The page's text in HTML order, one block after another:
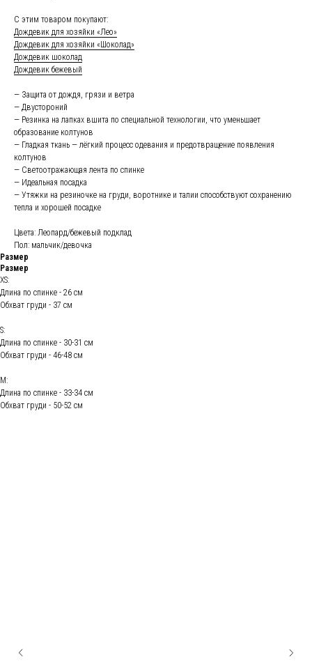
С этим товаром покупают:
Дождевик для хозяйки «Лео»
Дождевик для хозяйки «Шоколад»
Дождевик шоколад
Дождевик бежевый
— Защита от дождя, грязи и ветра
— Двустороний
— Резинка на лапках вшита по специальной технологии, что уменьшает
образование колтунов
— Гладкая ткань — лёгкий процесс одевания и предотвращение появления
колтунов
— Светоотражающая лента по спинке
— Идеальная посадка
— Утяжки на резиночке на груди, воротнике и талии способствуют сохранению
тепла и хорошей посадке
Цвета: Леопард/бежевый подклад
Пол: мальчик/девочка
Размер
Размер
XS:
Длина по спинке - 26 см
Обхват груди - 37 см
S:
Длина по спинке - 30-31 см
Обхват груди - 46-48 см
М:
Длина по спинке - 33-34 см
Обхват груди - 50-52 см